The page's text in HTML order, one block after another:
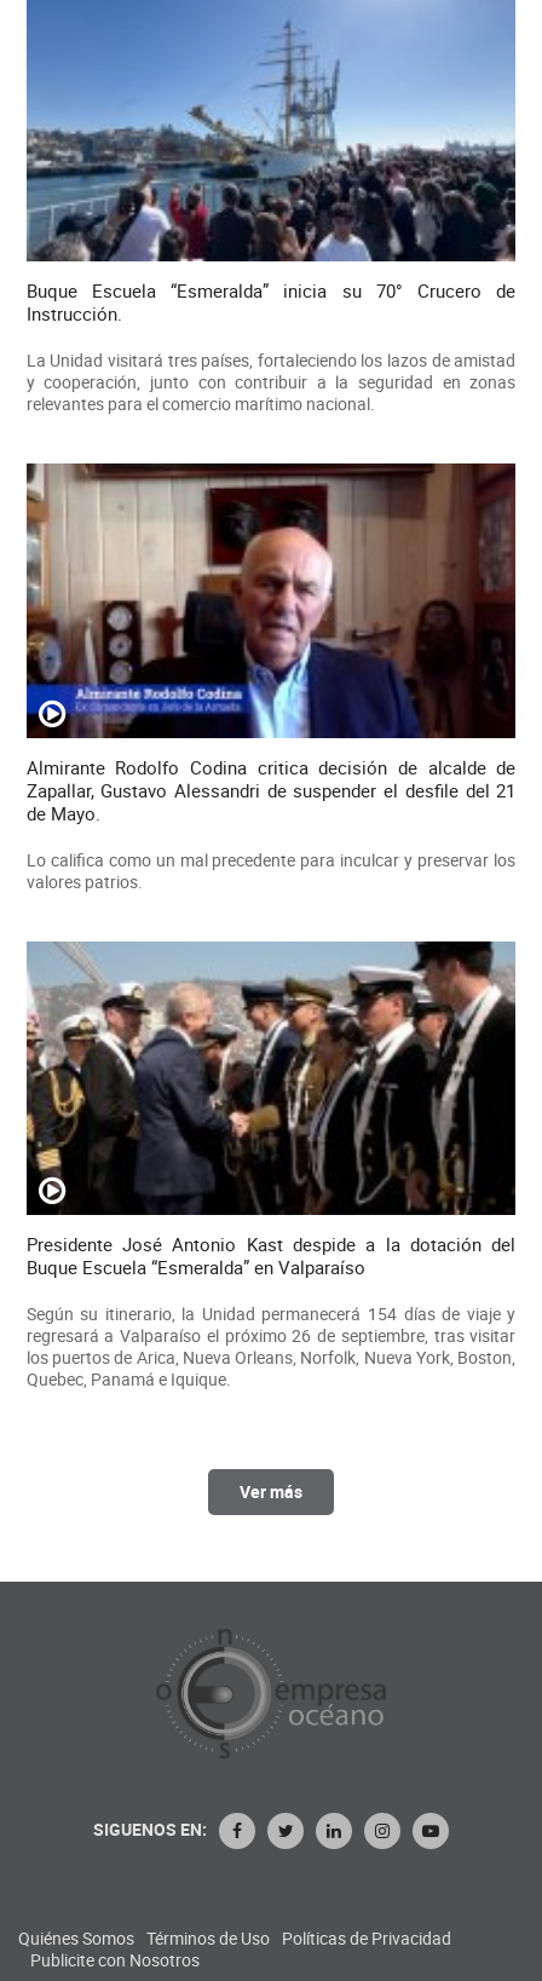
Buque Escuela “Esmeralda” inicia su 70° Crucero de
Instrucción.
La Unidad visitará tres países, fortaleciendo los lazos de amistad
y cooperación, junto con contribuir a la seguridad en zonas
relevantes para el comercio marítimo nacional.
Almirante Rodolfo Codina critica decisión de alcalde de
Zapallar, Gustavo Alessandri de suspender el desfile del 21
de Mayo.
Lo califica como un mal precedente para inculcar y preservar los
valores patrios.
Presidente José Antonio Kast despide a la dotación del
Buque Escuela “Esmeralda” en Valparaíso
Según su itinerario, la Unidad permanecerá 154 días de viaje y
regresará a Valparaíso el próximo 26 de septiembre, tras visitar
los puertos de Arica, Nueva Orleans, Norfolk, Nueva York, Boston,
Quebec, Panamá e Iquique.
Ver más
SIGUENOS EN:
Quiénes Somos Términos de Uso Políticas de Privacidad
Publicite con Nosotros